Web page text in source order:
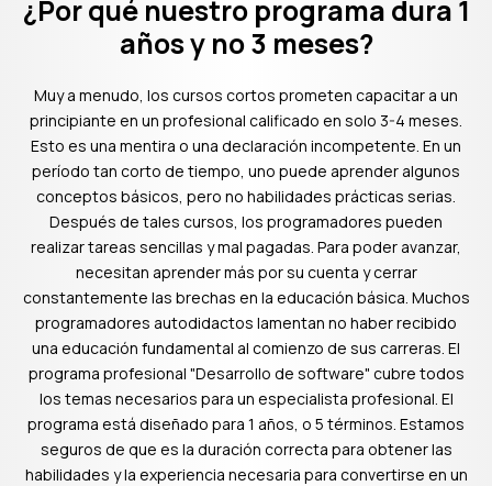
¿Por qué nuestro programa dura 1
años y no 3 meses?
Muy a menudo, los cursos cortos prometen capacitar a un
principiante en un profesional calificado en solo 3-4 meses.
Esto es una mentira o una declaración incompetente. En un
período tan corto de tiempo, uno puede aprender algunos
conceptos básicos, pero no habilidades prácticas serias.
Después de tales cursos, los programadores pueden
realizar tareas sencillas y mal pagadas. Para poder avanzar,
necesitan aprender más por su cuenta y cerrar
constantemente las brechas en la educación básica. Muchos
programadores autodidactos lamentan no haber recibido
una educación fundamental al comienzo de sus carreras. El
programa profesional "Desarrollo de software" cubre todos
los temas necesarios para un especialista profesional. El
programa está diseñado para 1 años, o 5 términos. Estamos
seguros de que es la duración correcta para obtener las
habilidades y la experiencia necesaria para convertirse en un